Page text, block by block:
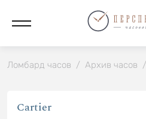
Ломбард часов / Архив часов /
Cartier